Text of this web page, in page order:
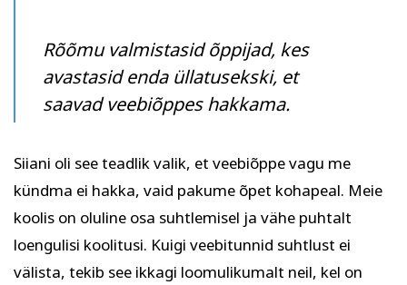
Rõõmu valmistasid õppijad, kes
avastasid enda üllatusekski, et
saavad veebiõppes hakkama.
Siiani oli see teadlik valik, et veebiõppe vagu me
kündma ei hakka, vaid pakume õpet kohapeal. Meie
koolis on oluline osa suhtlemisel ja vähe puhtalt
loengulisi koolitusi. Kuigi veebitunnid suhtlust ei
välista, tekib see ikkagi loomulikumalt neil, kel on